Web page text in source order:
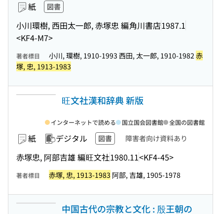
紙 図書
小川環樹, 西田太一郎, 赤塚忠 編角川書店1987.1
<KF4-M7>
著者標目 小川, 環樹, 1910-1993 西田, 太一郎, 1910-1982 赤
塚, 忠, 1913-1983
旺文社漢和辞典 新版
紙 デジタル 図書 障害者向け資料あり
赤塚忠, 阿部吉雄 編旺文社1980.11<KF4-45>
インターネットで読める 国立国会図書館 全国の図書館
著者標目 赤塚, 忠, 1913-1983 阿部, 吉雄, 1905-1978
中国古代の宗教と文化 : 殷王朝の